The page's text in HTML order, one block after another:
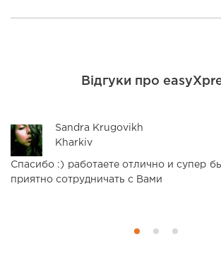
Відгуки про
Sandra Krugovikh
Kharkiv
Спасибо :) работаете отлично и супер
приятно сотрудничать с Вами